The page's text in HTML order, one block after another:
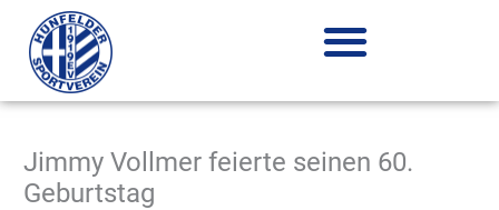
Inhalt
springen
Jimmy Vollmer feierte seinen 60.
Geburtstag